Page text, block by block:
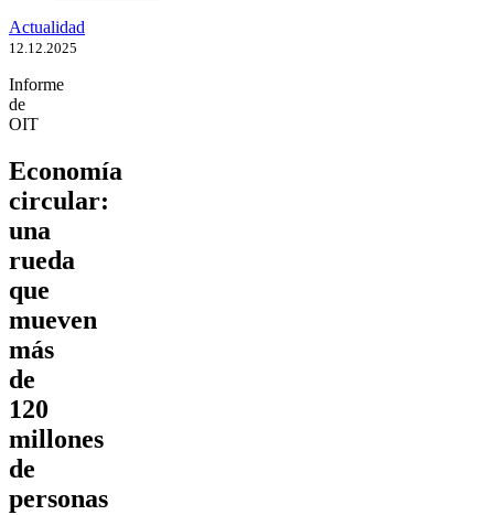
Actualidad
12.12.2025
Informe
de
OIT
Economía
circular:
una
rueda
que
mueven
más
de
120
millones
de
personas